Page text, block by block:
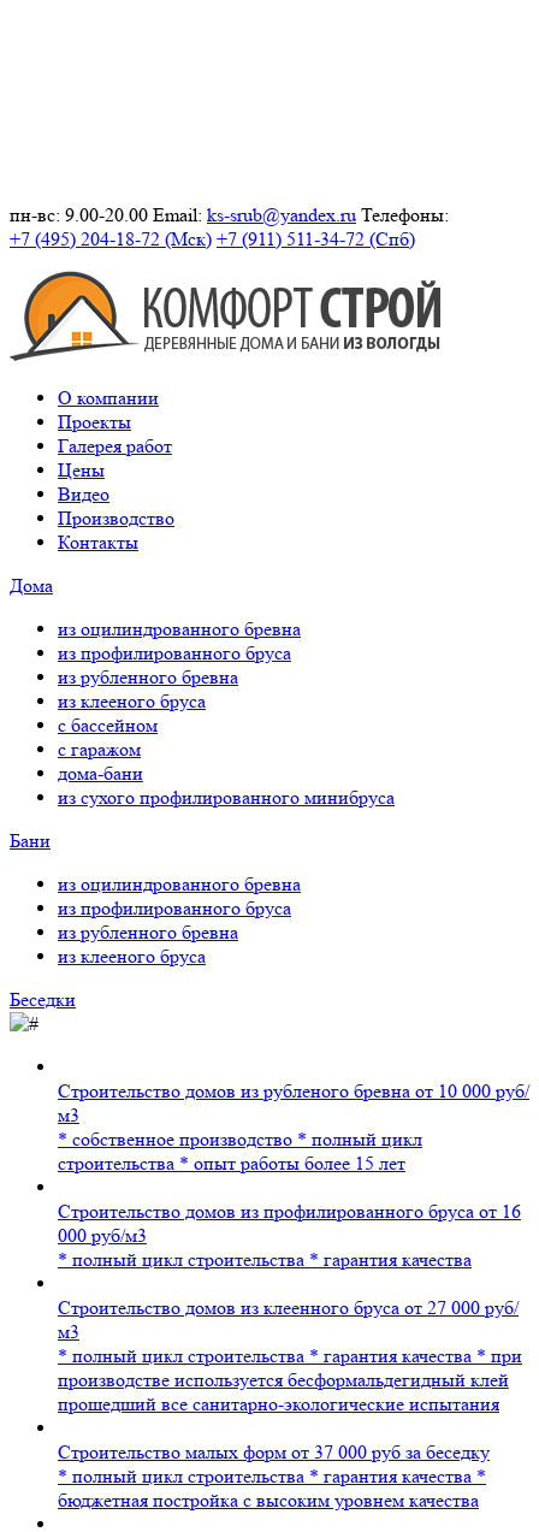
пн-вс: 9.00-20.00 Email: ks-srub@yandex.ru Телефоны:
+7 (495) 204-18-72 (Мск) +7 (911) 511-34-72 (Спб)
О компании
Проекты
Галерея работ
Цены
Видео
Производство
Контакты
Дома
из оцилиндрованного бревна
из профилированного бруса
из рубленного бревна
из клееного бруса
с бассейном
с гаражом
дома-бани
из сухого профилированного минибруса
Бани
из оцилиндрованного бревна
из профилированного бруса
из рубленного бревна
из клееного бруса
Беседки
Строительство домов из рубленого бревна от 10 000 руб/
м3
* собственное производство * полный цикл
строительства * опыт работы более 15 лет
Строительство домов из профилированного бруса от 16
000 руб/м3
* полный цикл строительства * гарантия качества
Строительство домов из клеенного бруса от 27 000 руб/
м3
* полный цикл строительства * гарантия качества * при
производстве используется бесформальдегидный клей
прошедший все санитарно-экологические испытания
Строительство малых форм от 37 000 руб за беседку
* полный цикл строительства * гарантия качества *
бюджетная постройка с высоким уровнем качества